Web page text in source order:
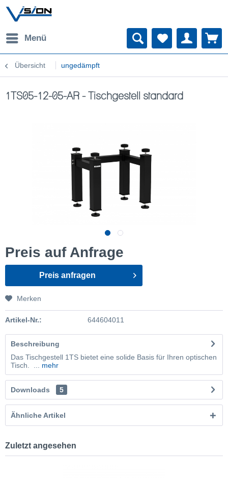
Menü
Übersicht ungedämpft
1TS05-12-05-AR - Tischgestell standard
Preis auf Anfrage
Preis anfragen
Merken
Artikel-Nr.: 644604011
Beschreibung
Das Tischgestell 1TS bietet eine solide Basis für Ihren optischen
Tisch. ...
mehr
Downloads 5
Ähnliche Artikel
Zuletzt angesehen